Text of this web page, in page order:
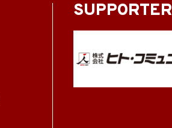
SUPPORTER